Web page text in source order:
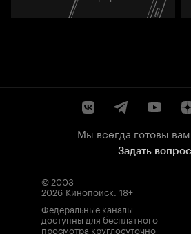
Мы всегда готовы
Задать вопрос
© 2003–
2026 Кинопоиск. 18+
Федеральные каналы
доступны для бесплатного
просмотра круглосуточно